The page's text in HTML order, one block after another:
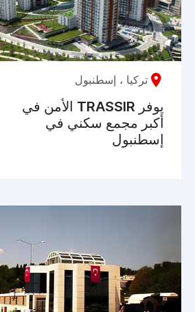
تركيا ، إسطنبول
يوفر TRASSIR الأمن في
أكبر مجمع سكني في
إسطنبول